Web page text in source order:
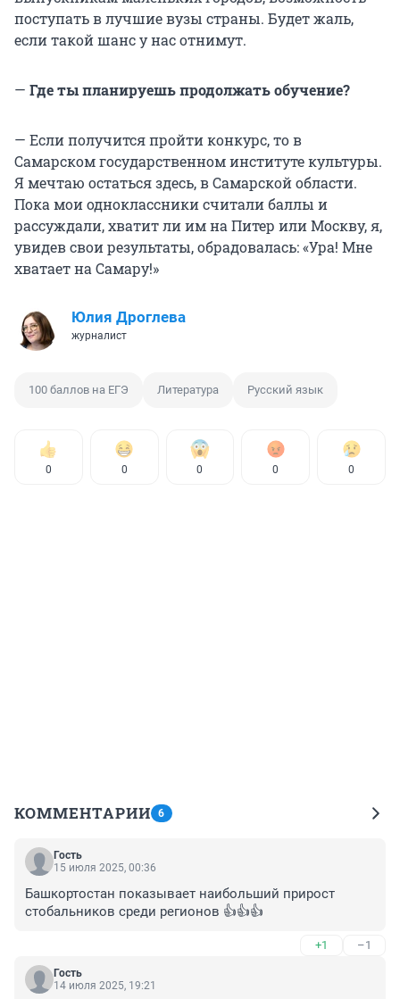
поступать в лучшие вузы страны. Будет жаль,
если такой шанс у нас отнимут.
— Где ты планируешь продолжать обучение?
— Если получится пройти конкурс, то в
Самарском государственном институте культуры.
Я мечтаю остаться здесь, в Самарской области.
Пока мои одноклассники считали баллы и
рассуждали, хватит ли им на Питер или Москву, я,
увидев свои результаты, обрадовалась: «Ура! Мне
хватает на Самару!»
Юлия Дроглева
журналист
100 баллов на ЕГЭ Литература Русский язык
0 0 0 0 0
КОММЕНТАРИИ 6
Гость
15 июля 2025, 00:36
Башкортостан показывает наибольший прирост
стобальников среди регионов 👍👍👍
+1 –1
Гость
14 июля 2025, 19:21